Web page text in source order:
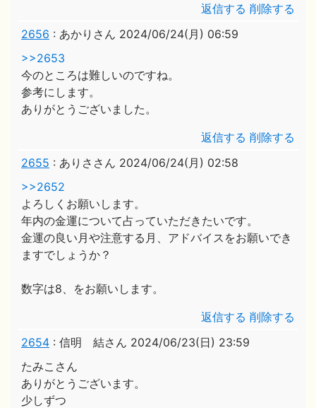
返信する 削除する
2656 : あかりさん 2024/06/24(月) 06:59
>>2653
今のところは難しいのですね。
参考にします。
ありがとうございました。
返信する 削除する
2655 : ありささん 2024/06/24(月) 02:58
>>2652
よろしくお願いします。
年内の金運について占っていただきたいです。
金運の良い月や注意する月、アドバイスをお願いでき
ますでしょうか？
数字は8、をお願いします。
返信する 削除する
2654 : 信明 結さん 2024/06/23(日) 23:59
たみこさん
ありがとうございます。
少しずつ